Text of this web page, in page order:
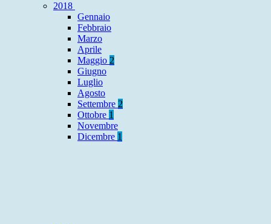
2018
Gennaio
Febbraio
Marzo
Aprile
Maggio 2
Giugno
Luglio
Agosto
Settembre 2
Ottobre 1
Novembre
Dicembre 1